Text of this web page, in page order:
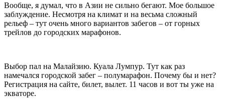
Вообще, я думал, что в Азии не сильно бегают. Мое большое
заблуждение. Несмотря на климат и на весьма сложный
рельеф – тут очень много вариантов забегов – от горных
трейлов до городских марафонов.
Выбор пал на Малайзию. Куала Лумпур. Тут как раз
намечался городской забег – полумарафон. Почему бы и нет?
Регистрация на сайте, билет, вылет. 11 часов и вот ты уже на
экваторе.